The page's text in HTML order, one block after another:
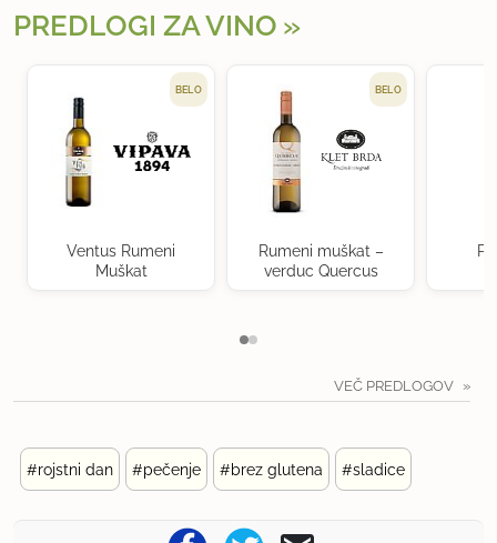
PREDLOGI ZA VINO
BELO
Ventus Rumeni
Muškat
BELO
Rumeni muškat –
verduc Quercus
VEČ PREDLOGOV
#rojstni dan #pečenje #brez glutena #sladice